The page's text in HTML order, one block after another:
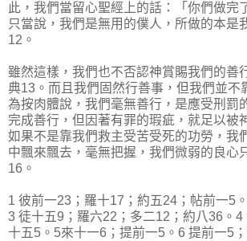
此，我們當留心聖經上的話：「你們做完
只當說，我們是無用的僕人，所做的本是
12。
雖然這樣，我們也不否認神賞賜我們的善
典13。而且我們固然行善事，但我們並不
為按肉體說，我們毫無善行，是應受刑罰
完成善行，但因著有罪的瑕疵，就足以被
如果不是靠我們救主受苦受死的功勞，我
中飄來飄去，毫無把握，我們微弱的良心
16。
1 彼前一23；羅十17；約五24；帖前一5
3 徒十五9；羅六22；多二12；約八36。4
十五5。5來十一6；提前一5。6 提前一5